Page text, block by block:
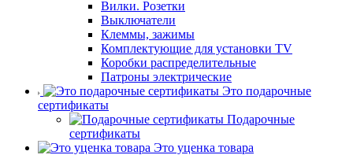
Вилки. Розетки
Выключатели
Клеммы, зажимы
Комплектующие для установки TV
Коробки распределительные
Патроны электрические
Это подарочные
сертификаты
Подарочные
сертификаты
Это уценка товара